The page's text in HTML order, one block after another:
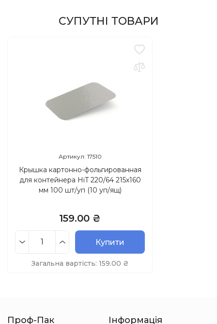
СУПУТНІ ТОВАРИ
Артикул: 17510
Крышка картонно-фольгированная
для контейнера HiT 220/64 215х160
мм 100 шт/уп (10 уп/ящ)
159.00 ₴
Купити
Загальна вартість: 159.00 ₴
Проф-Пак Інформація